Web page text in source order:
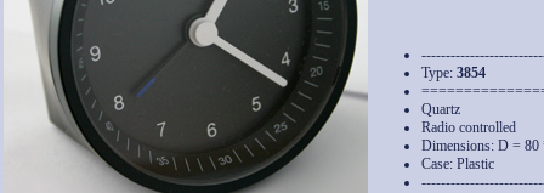
Type: 3854
Quartz
Radio controlled
Dimensions: D = 80
Case: Plastic